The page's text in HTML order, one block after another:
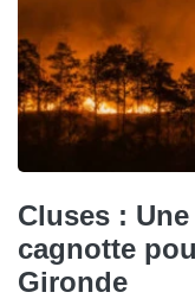
Cluses :
cagnotte
Gironde